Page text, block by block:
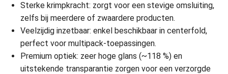
Sterke krimpkracht: zorgt voor een stevige omsluiting,
zelfs bij meerdere of zwaardere producten.
Veelzijdig inzetbaar: enkel beschikbaar in centerfold,
perfect voor multipack-toepassingen.
Premium optiek: zeer hoge glans (~118 %) en
uitstekende transparantie zorgen voor een verzorgde